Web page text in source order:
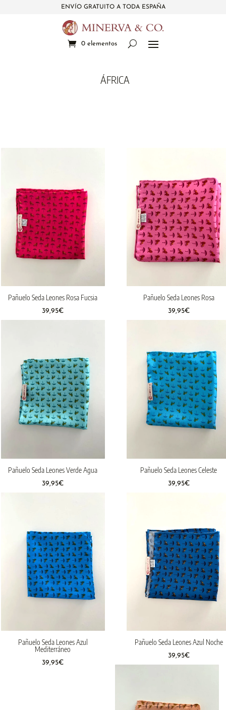
ENVÍO GRATUITO A TODA ESPAÑA
0 elementos
ÁFRICA
Pañuelo Seda Leones Rosa Fucsia
39,95€
Pañuelo Seda Leones Rosa
39,95€
Pañuelo Seda Leones Verde Agua
39,95€
Pañuelo Seda Leones Celeste
39,95€
Pañuelo Seda Leones Azul
Mediterráneo
39,95€
Pañuelo Seda Leones Azul Noche
39,95€